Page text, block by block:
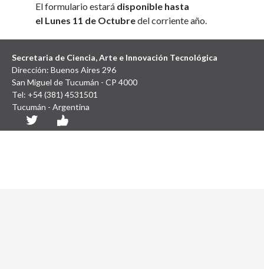
El formulario estará disponible hasta
el Lunes 11 de Octubredel corriente año.
Secretaria de Ciencia, Arte e Innovación Tecnológica
Dirección: Buenos Aires 296
San Miguel de Tucumán - CP 4000
Tel: +54 (381) 4531501
Tucumán - Argentina